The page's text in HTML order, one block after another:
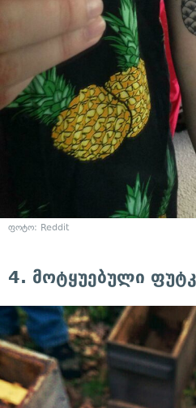
ფოტო: Reddit
4. მოტყუებული